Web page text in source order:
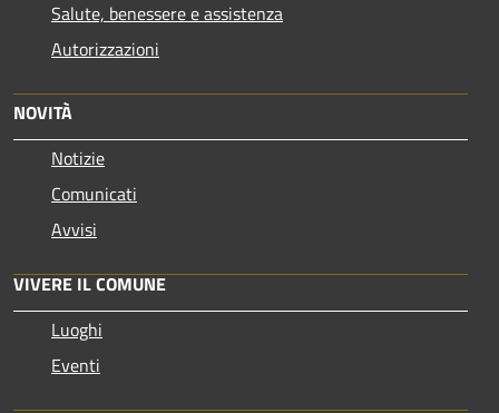
Salute, benessere e assistenza
Autorizzazioni
NOVITÀ
Notizie
Comunicati
Avvisi
VIVERE IL COMUNE
Luoghi
Eventi